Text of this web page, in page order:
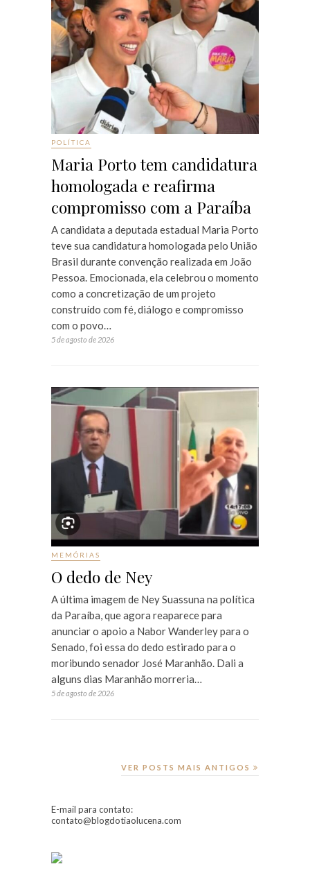
POLÍTICA
Maria Porto tem candidatura
homologada e reafirma
compromisso com a Paraíba
A candidata a deputada estadual Maria Porto
teve sua candidatura homologada pelo União
Brasil durante convenção realizada em João
Pessoa. Emocionada, ela celebrou o momento
como a concretização de um projeto
construído com fé, diálogo e compromisso
com o povo…
5 de agosto de 2026
MEMÓRIAS
O dedo de Ney
A última imagem de Ney Suassuna na política
da Paraíba, que agora reaparece para
anunciar o apoio a Nabor Wanderley para o
Senado, foi essa do dedo estirado para o
moribundo senador José Maranhão. Dali a
alguns dias Maranhão morreria…
5 de agosto de 2026
VER POSTS MAIS ANTIGOS
E-mail para contato:
contato@blogdotiaolucena.com